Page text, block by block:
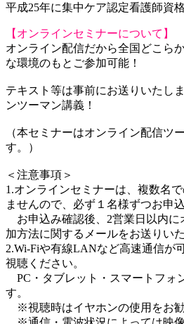
平成25年に集中ケア認定看護師資格
【オンラインセミナーについて】
オンライン配信だから全国どこら
な環境のもとご参加可能！
テキスト等は事前にお送りいたし
ンツーマン講義！
（本セミナーはオンライン配信ツ
す。）
＜注意事項＞
1.オンラインセミナーは、複数名
ませんので、必ず１名様ずつお申
お申込み確認後、2営業日以内に
加方法に関するメールをお送りいた
2.Wi-Fiや有線LANなど高速通信が
視聴ください。
PC・タブレット・スマートフォ
す。
※視聴時はイヤホンの使用をお勧